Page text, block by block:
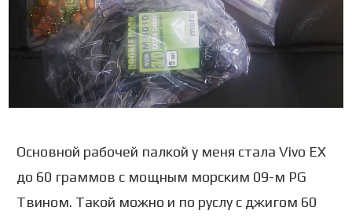
Основной рабочей палкой у меня стала Vivo EX
до 60 граммов с мощным морским 09-м PG
Твином. Такой можно и по руслу с джигом 60